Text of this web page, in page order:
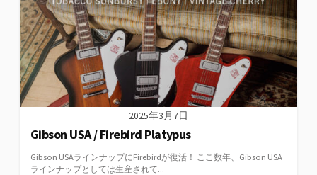
2025年3月7日
Gibson USA / Firebird Platypus
Gibson USAラインナップにFirebirdが復活！ ここ数年、Gibson USA
ラインナップとしては生産されて...